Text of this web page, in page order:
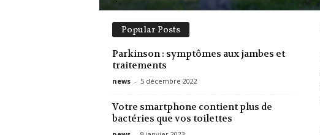
Popular Posts
Parkinson : symptômes aux jambes et
traitements
news - 5 décembre 2022
Votre smartphone contient plus de
bactéries que vos toilettes